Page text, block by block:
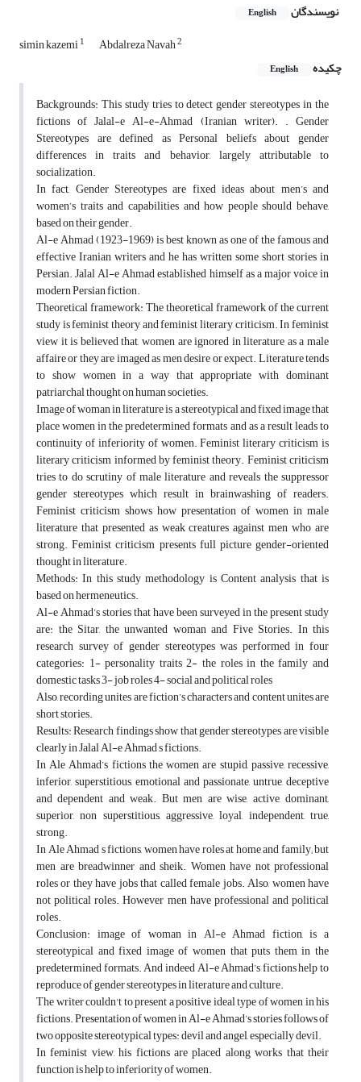
نویسندگان English
simin kazemi1 Abdalreza Navah2
چکیده English
Backgrounds: This study tries to detect gender stereotypes in the
fictions of Jalal-e Al-e-Ahmad (Iranian writer). . Gender
Stereotypes are defined as Personal beliefs about gender
differences in traits and behavior, largely attributable to
socialization.
In fact, Gender Stereotypes are fixed ideas about men’s and
women’s traits and capabilities and how people should behave,
based on their gender.
Al-e Ahmad (1923-1969) is best known as one of the famous and
effective Iranian writers and he has written some short stories in
Persian. Jalal Al-e Ahmad established himself as a major voice in
modern Persian fiction.
Theoretical framework: The theoretical framework of the current
study is feminist theory and feminist literary criticism. In feminist
view it is believed that, women are ignored in literature as a male
affaire or they are imaged as men desire or expect. Literature tends
to show women in a way that appropriate with dominant
patriarchal thought on human societies.
Image of woman in literature is a stereotypical and fixed image that
place women in the predetermined formats and as a result leads to
continuity of inferiority of women. Feminist literary criticism is
literary criticism informed by feminist theory. Feminist criticism
tries to do scrutiny of male literature and reveals the suppressor
gender stereotypes which result in brainwashing of readers.
Feminist criticism shows how presentation of women in male
literature that presented as weak creatures against men who are
strong. Feminist criticism presents full picture gender-oriented
thought in literature.
Methods: In this study methodology is Content analysis that is
based on hermeneutics.
Al-e Ahmad’s stories that have been surveyed in the present study
are: the Sitar, the unwanted woman and Five Stories. In this
research survey of gender stereotypes was performed in four
categories: 1- personality traits 2- the roles in the family and
domestic tasks 3- job roles 4- social and political roles
Also, recording unites are fiction’s characters and content unites are
short stories.
Results: Research findings show that gender stereotypes are visible
clearly in Jalal Al-e Ahmad s fictions.
In Ale Ahmad’s fictions the women are stupid, passive, recessive,
inferior, superstitious, emotional and passionate, untrue, deceptive
and dependent and weak. But men are wise, active, dominant,
superior, non superstitious, aggressive, loyal, independent, true,
strong.
In Ale Ahmad s fictions, women have roles at home and family; but
men are breadwinner and sheik. Women have not professional
roles or they have jobs that called female jobs. Also, women have
not political roles. However men have professional and political
roles.
Conclusion: image of woman in Al-e Ahmad fiction, is a
stereotypical and fixed image of women that puts them in the
predetermined formats. And indeed Al-e Ahmad’s fictions help to
reproduce of gender stereotypes in literature and culture.
The writer couldn't to present a positive ideal type of women in his
fictions. Presentation of women in Al-e Ahmad’s stories follows of
two opposite stereotypical types: devil and angel, especially devil.
In feminist view, his fictions are placed along works that their
function is help to inferiority of women.